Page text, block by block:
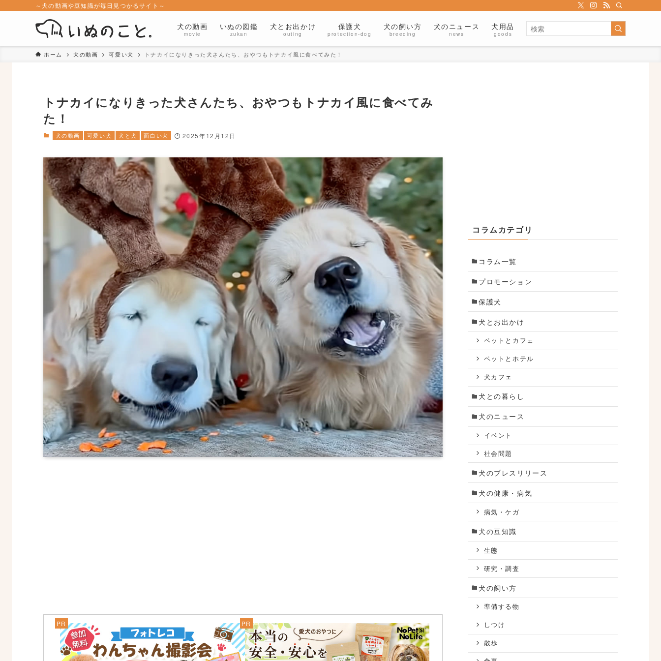
～犬の動画や豆知識が毎日見つかるサイト～
犬の動画
movie
いぬの図鑑
zukan
犬とお出かけ
outing
保護犬
protection-dog
犬の飼い方
breeding
犬のニュース
news
犬用品
goods
ホーム 犬の動画 可愛い犬 トナカイになりきった犬さんたち、おやつもトナカイ風に食べてみた！
トナカイになりきった犬さんたち、おやつもトナカイ風に食べてみ
た！
犬の動画 可愛い犬 犬と犬 面白い犬 2025年12月12日
コラムカテゴリ
コラム一覧
プロモーション
保護犬
犬とお出かけ
ペットとカフェ
ペットとホテル
犬カフェ
犬との暮らし
犬のニュース
イベント
社会問題
犬のプレスリリース
犬の健康・病気
病気・ケガ
犬の豆知識
生態
研究・調査
犬の飼い方
準備する物
しつけ
散歩